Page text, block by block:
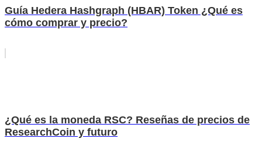
Guía Hedera Hashgraph (HBAR) Token ¿Qué es
cómo comprar y precio?
¿Qué es la moneda RSC? Reseñas de precios de
ResearchCoin y futuro